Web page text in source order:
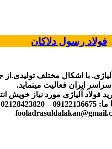
فولاد رسول دلاکان
با اشکال مختلف
ایران فعالیت مینماید.
فولاد آلیاژی مورد نیاز خویش
– 02128423820